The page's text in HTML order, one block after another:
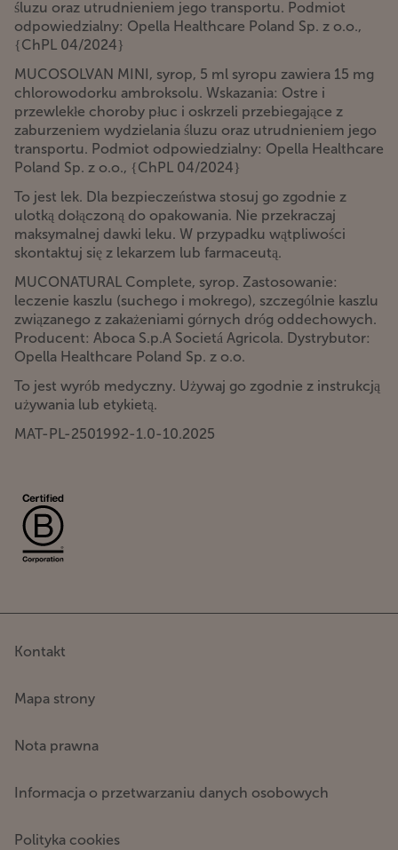
śluzu oraz utrudnieniem jego transportu. Podmiot
odpowiedzialny: Opella Healthcare Poland Sp. z o.o.,
{ChPL 04/2024}
MUCOSOLVAN MINI, syrop, 5 ml syropu zawiera 15 mg
chlorowodorku ambroksolu. Wskazania: Ostre i
przewlekłe choroby płuc i oskrzeli przebiegające z
zaburzeniem wydzielania śluzu oraz utrudnieniem jego
transportu. Podmiot odpowiedzialny: Opella Healthcare
Poland Sp. z o.o., {ChPL 04/2024}
To jest lek. Dla bezpieczeństwa stosuj go zgodnie z
ulotką dołączoną do opakowania. Nie przekraczaj
maksymalnej dawki leku. W przypadku wątpliwości
skontaktuj się z lekarzem lub farmaceutą.
MUCONATURAL Complete, syrop. Zastosowanie:
leczenie kaszlu (suchego i mokrego), szczególnie kaszlu
związanego z zakażeniami górnych dróg oddechowych.
Producent: Aboca S.p.A Societá Agricola. Dystrybutor:
Opella Healthcare Poland Sp. z o.o.
To jest wyrób medyczny. Używaj go zgodnie z instrukcją
używania lub etykietą.
MAT-PL-2501992-1.0-10.2025
Kontakt
Mapa strony
Nota prawna
Informacja o przetwarzaniu danych osobowych
Polityka cookies